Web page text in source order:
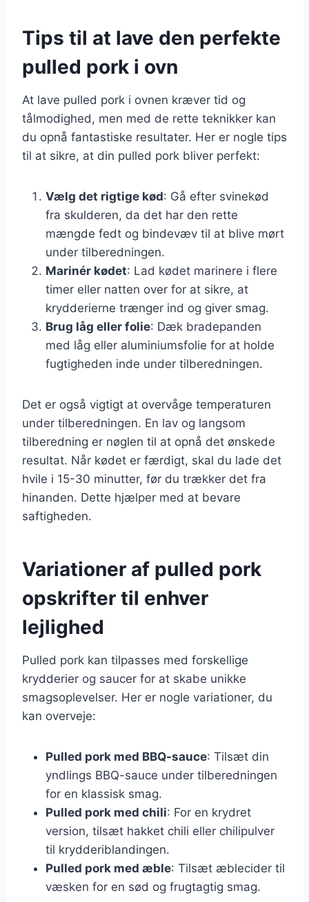
Tips til at lave den perfekte
pulled pork i ovn
At lave pulled pork i ovnen kræver tid og
tålmodighed, men med de rette teknikker kan
du opnå fantastiske resultater. Her er nogle tips
til at sikre, at din pulled pork bliver perfekt:
Vælg det rigtige kød: Gå efter svinekød
fra skulderen, da det har den rette
mængde fedt og bindevæv til at blive mørt
under tilberedningen.
Marinér kødet: Lad kødet marinere i flere
timer eller natten over for at sikre, at
krydderierne trænger ind og giver smag.
Brug låg eller folie: Dæk bradepanden
med låg eller aluminiumsfolie for at holde
fugtigheden inde under tilberedningen.
Det er også vigtigt at overvåge temperaturen
under tilberedningen. En lav og langsom
tilberedning er nøglen til at opnå det ønskede
resultat. Når kødet er færdigt, skal du lade det
hvile i 15-30 minutter, før du trækker det fra
hinanden. Dette hjælper med at bevare
saftigheden.
Variationer af pulled pork
opskrifter til enhver
lejlighed
Pulled pork kan tilpasses med forskellige
krydderier og saucer for at skabe unikke
smagsoplevelser. Her er nogle variationer, du
kan overveje:
Pulled pork med BBQ-sauce: Tilsæt din
yndlings BBQ-sauce under tilberedningen
for en klassisk smag.
Pulled pork med chili: For en krydret
version, tilsæt hakket chili eller chilipulver
til krydderiblandingen.
Pulled pork med æble: Tilsæt æblecider til
væsken for en sød og frugtagtig smag.